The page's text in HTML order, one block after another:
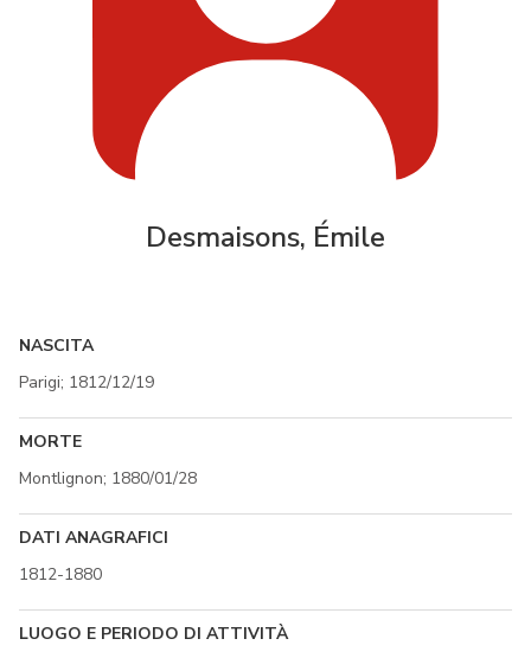
Desmaisons, Émile
NASCITA
Parigi; 1812/12/19
MORTE
Montlignon; 1880/01/28
DATI ANAGRAFICI
1812-1880
LUOGO E PERIODO DI ATTIVITÀ